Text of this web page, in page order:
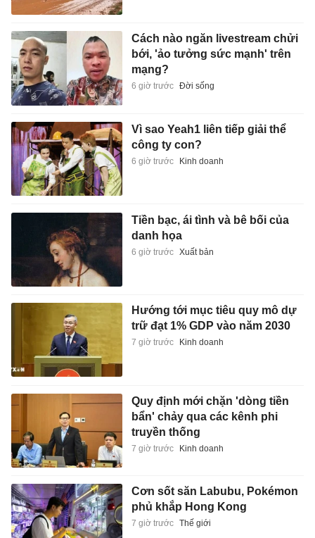
Cách nào ngăn livestream chửi
bới, 'ảo tưởng sức mạnh' trên
mạng?
6 giờ trước Đời sống
Vì sao Yeah1 liên tiếp giải thể
công ty con?
6 giờ trước Kinh doanh
Tiền bạc, ái tình và bê bối của
danh họa
6 giờ trước Xuất bản
Hướng tới mục tiêu quy mô dự
trữ đạt 1% GDP vào năm 2030
7 giờ trước Kinh doanh
Quy định mới chặn 'dòng tiền
bẩn' chảy qua các kênh phi
truyền thống
7 giờ trước Kinh doanh
Cơn sốt săn Labubu, Pokémon
phủ khắp Hong Kong
7 giờ trước Thế giới